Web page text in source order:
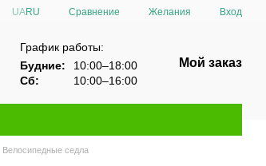
UARU Сравнение Желания Вход
График работы:
Будние:
10:00–18:00
Сб:
10:00–16:00
Мой заказ
Велосипедные седла